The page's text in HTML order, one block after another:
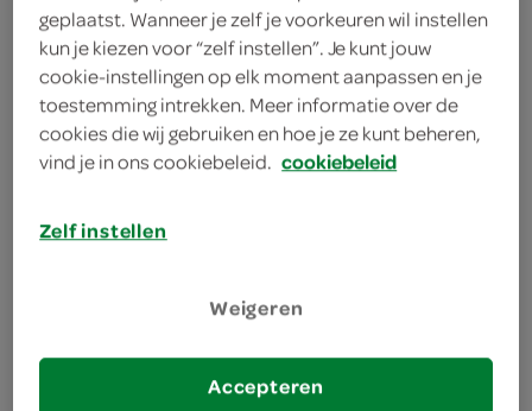
3 Jonagold appels
3 plakjes roomboterbladerdeeg
(ontdooid)
deel op twitter
geplaatst. Wanneer je zelf je voorkeuren wil instellen
kun je kiezen voor “zelf instellen”. Je kunt jouw
cookie-instellingen op elk moment aanpassen en je
toestemming intrekken. Meer informatie over de
cookies die wij gebruiken en hoe je ze kunt beheren,
vind je in ons cookiebeleid. cookiebeleid
Zelf instellen
Weigeren
Accepteren